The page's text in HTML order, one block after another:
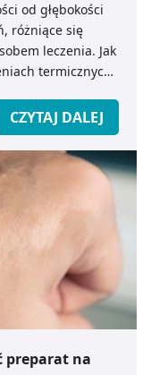
od głębokości
różniące się
leczenia. Jak
termicznych,
dobrać
CZYTAJ DALEJ
preparat na